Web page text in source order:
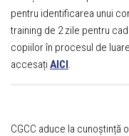
pentru identificarea unui
training de 2 zile pentru
copiilor în procesul de
accesați AICI
CGCC aduce la cunoștință